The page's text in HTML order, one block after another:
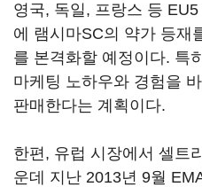
영국, 독일, 프랑스 등
에 램시마SC의 약가 등재
를 본격화할 예정이다. 특
마케팅 노하우와 경험을
판매한다는 계획이다.
한편, 유럽 시장에서 셀트
운데 지난 2013년 9월